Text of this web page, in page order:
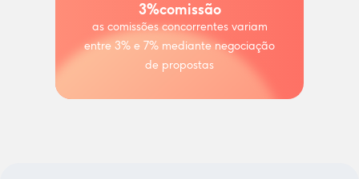
3%comissão
as comissões concorrentes variam
entre 3% e 7% mediante negociação
de propostas